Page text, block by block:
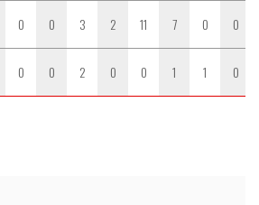
0 0 3 2 11 7 0 0
0 0 2 0 0 1 1 0